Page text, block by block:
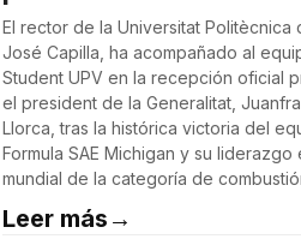
El rector de la Universitat Politècnica
José Capilla, ha acompañado al
Student UPV en la recepción oficial
el president de la Generalitat,
Llorca, tras la histórica victoria del
Formula SAE Michigan y su liderazgo
mundial de la categoría de
Leer más →